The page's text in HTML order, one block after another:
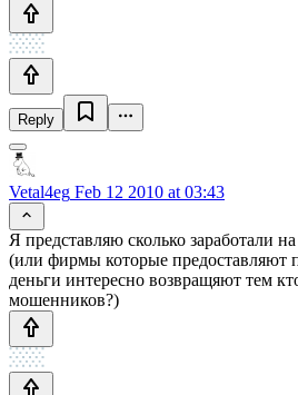
Reply
Vetal4eg Feb 12 2010 at 03:43
Я представляю сколько заработали
(или фирмы которые
деньги интересно возвращяют тем
мошенников?)